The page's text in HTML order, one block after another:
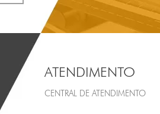
ATENDIMENTO
CENTRAL DE ATENDIMENTO